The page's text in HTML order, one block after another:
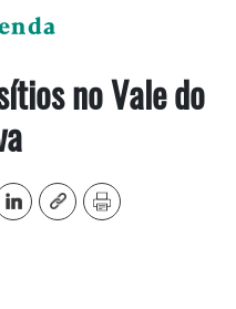
no Vale do